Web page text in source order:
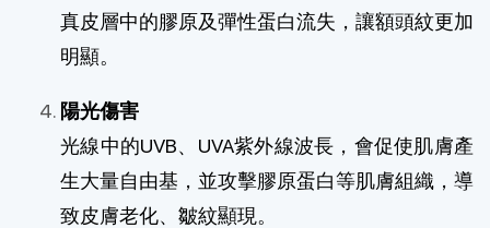
真皮層中的膠原及彈性蛋白流失，讓額頭紋更加
明顯。
陽光傷害
光線中的UVB、UVA紫外線波長，會促使肌膚產
生大量自由基，並攻擊膠原蛋白等肌膚組織，導
致皮膚老化、皺紋顯現。